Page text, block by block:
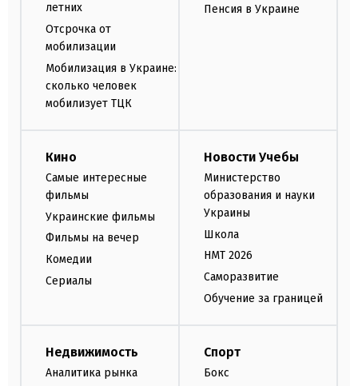
летних
Отсрочка от
мобилизации
Мобилизация в Украине:
сколько человек
мобилизует ТЦК
Пенсия в Украине
Кино
Самые интересные
фильмы
Украинские фильмы
Фильмы на вечер
Комедии
Сериалы
Новости Учебы
Министерство
образования и науки
Украины
Школа
НМТ 2026
Саморазвитие
Обучение за границей
Недвижимость
Аналитика рынка
Спорт
Бокс